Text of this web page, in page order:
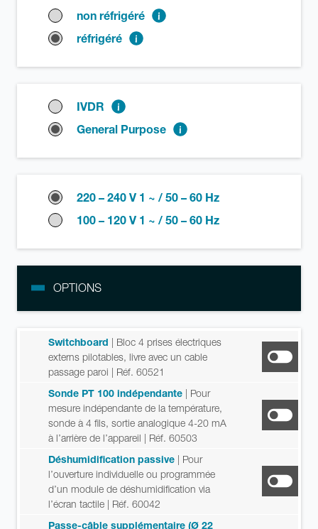
non réfrigéré
réfrigéré
IVDR
General Purpose
220 – 240 V 1 ~ / 50 – 60 Hz
100 – 120 V 1 ~ / 50 – 60 Hz
OPTIONS
Switchboard | Bloc 4 prises électriques
externs pilotables, livre avec un cable
passage paroi | Réf. 60521
Sonde PT 100 indépendante | Pour
mesure indépendante de la température,
sonde à 4 fils, sortie analogique 4-20 mA
à l’arrière de l’appareil | Réf. 60503
Déshumidification passive | Pour
l’ouverture individuelle ou programmée
d’un module de déshumidification via
l’écran tactile | Réf. 60042
Passe-câble supplémentaire (Ø 22